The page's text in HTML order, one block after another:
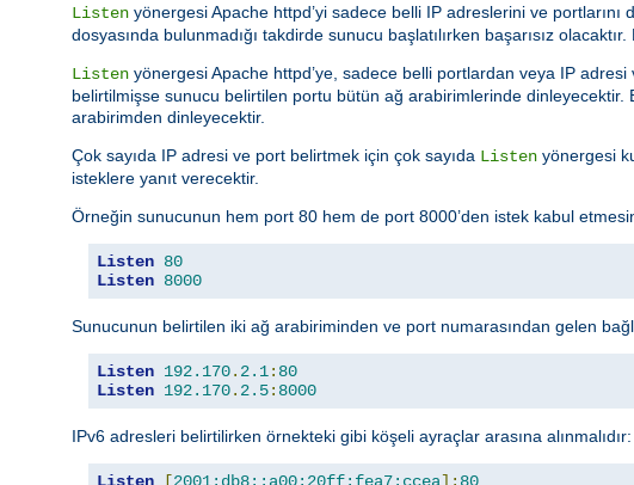
Listen yönergesi Apache httpd’yi sadece belli IP adreslerini ve portlarını
dosyasında bulunmadığı takdirde sunucu başlatılırken başarısız
Listen yönergesi Apache httpd’ye, sadece belli portlardan veya IP
belirtilmişse sunucu belirtilen portu bütün ağ arabirimlerinde
arabirimden dinleyecektir.
Çok sayıda IP adresi ve port belirtmek için çok sayıda Listen yönergesi
isteklere yanıt verecektir.
Örneğin sunucunun hem port 80 hem de port 8000’den istek kabul
Listen 80
Listen 8000
Sunucunun belirtilen iki ağ arabiriminden ve port numarasından gelen
Listen 192.170. 2.1: 80
Listen 192.170. 2.5: 8000
IPv6 adresleri belirtilirken örnekteki gibi köşeli ayraçlar arasına alınmalıdır: